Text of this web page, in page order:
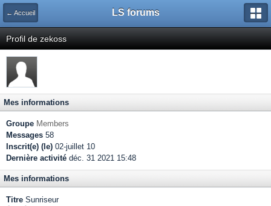
← Accueil LS forums
Profil de zekoss
Mes informations
Groupe Members
Messages 58
Inscrit(e) (le) 02-juillet 10
Dernière activité déc. 31 2021 15:48
Mes informations
Titre Sunriseur